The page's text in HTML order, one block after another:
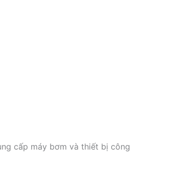
cấp máy bơm và thiết bị công